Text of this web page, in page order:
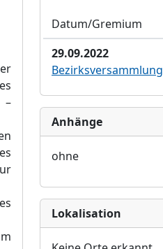
–
Datum/Gremium
29.09.2022
Bezirksversammlung
Anhänge
ohne
Lokalisation